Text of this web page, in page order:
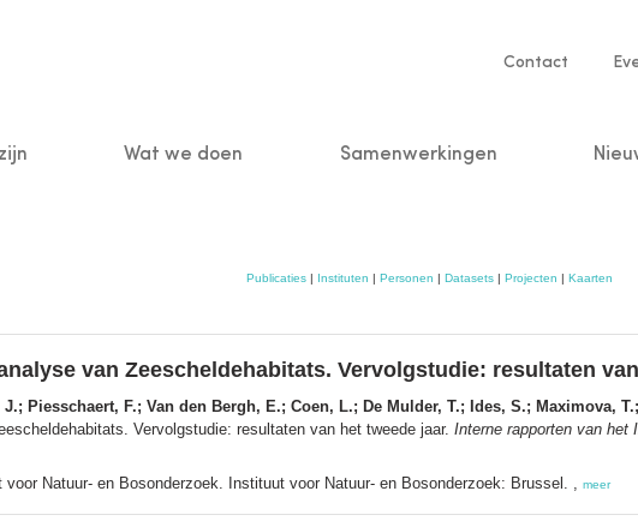
Service
Contact
Wat we doen Samenwerkingen
Publicaties| Instituten | Personen | Datasets| Projecten | Kaarten
van Zeescheldehabitats. Vervolgstudie: resultaten
Piesschaert, F.; Van den Bergh, E.; Coen, L.; De Mulder, T.; Ides, S.; Maximova,
Vervolgstudie: resultaten van het tweede jaar. Interne rapporten van het
voor Natuur- en Bosonderzoek. Instituut voor Natuur- en Bosonderzoek: Brussel. , meer